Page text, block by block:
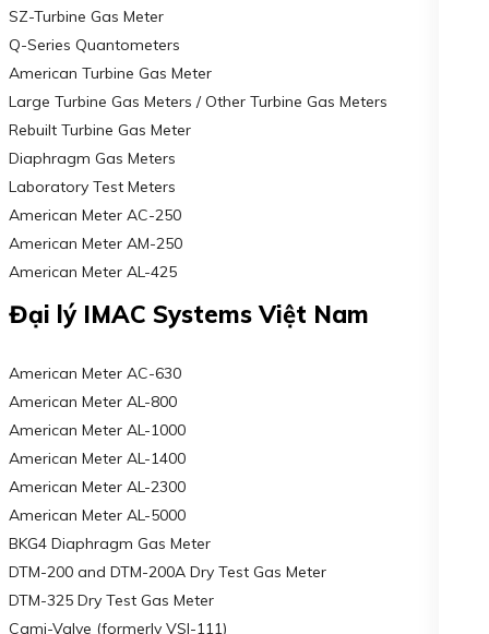
SZ-Turbine Gas Meter
Q-Series Quantometers
American Turbine Gas Meter
Large Turbine Gas Meters / Other Turbine Gas Meters
Rebuilt Turbine Gas Meter
Diaphragm Gas Meters
Laboratory Test Meters
American Meter AC-250
American Meter AM-250
American Meter AL-425
Đại lý IMAC Systems Việt Nam
American Meter AC-630
American Meter AL-800
American Meter AL-1000
American Meter AL-1400
American Meter AL-2300
American Meter AL-5000
BKG4 Diaphragm Gas Meter
DTM-200 and DTM-200A Dry Test Gas Meter
DTM-325 Dry Test Gas Meter
Cami-Valve (formerly VSI-111)